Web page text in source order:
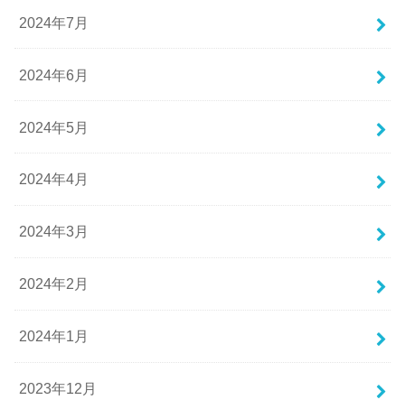
2024年7月
2024年6月
2024年5月
2024年4月
2024年3月
2024年2月
2024年1月
2023年12月